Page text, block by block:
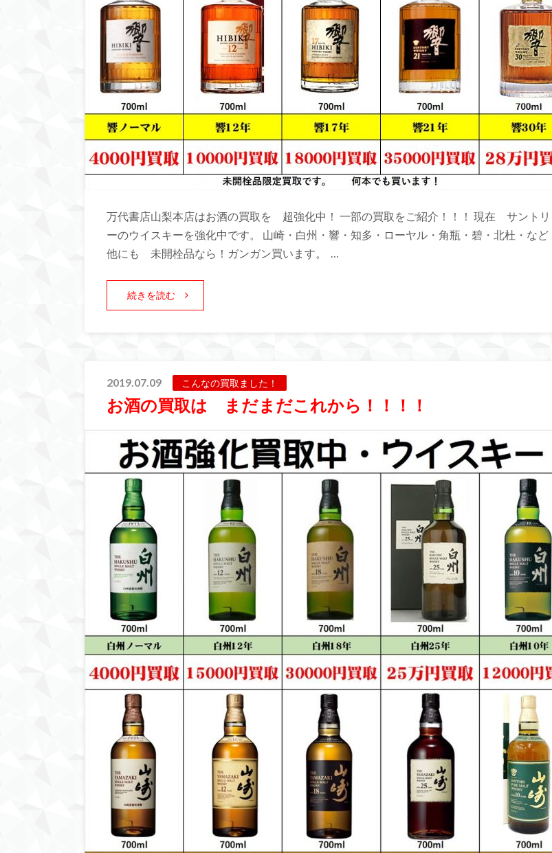
万代書店山梨本店はお酒の買取を 超強化中！ 一部の買取をご紹介！！！ 現在 サントリ
ーのウイスキーを強化中です。 山崎・白州・響・知多・ローヤル・角瓶・碧・北杜・など
他にも 未開栓品なら！ガンガン買います。 …
続きを読む
2019.07.09 こんなの買取ました！
お酒の買取は まだまだこれから！！！！